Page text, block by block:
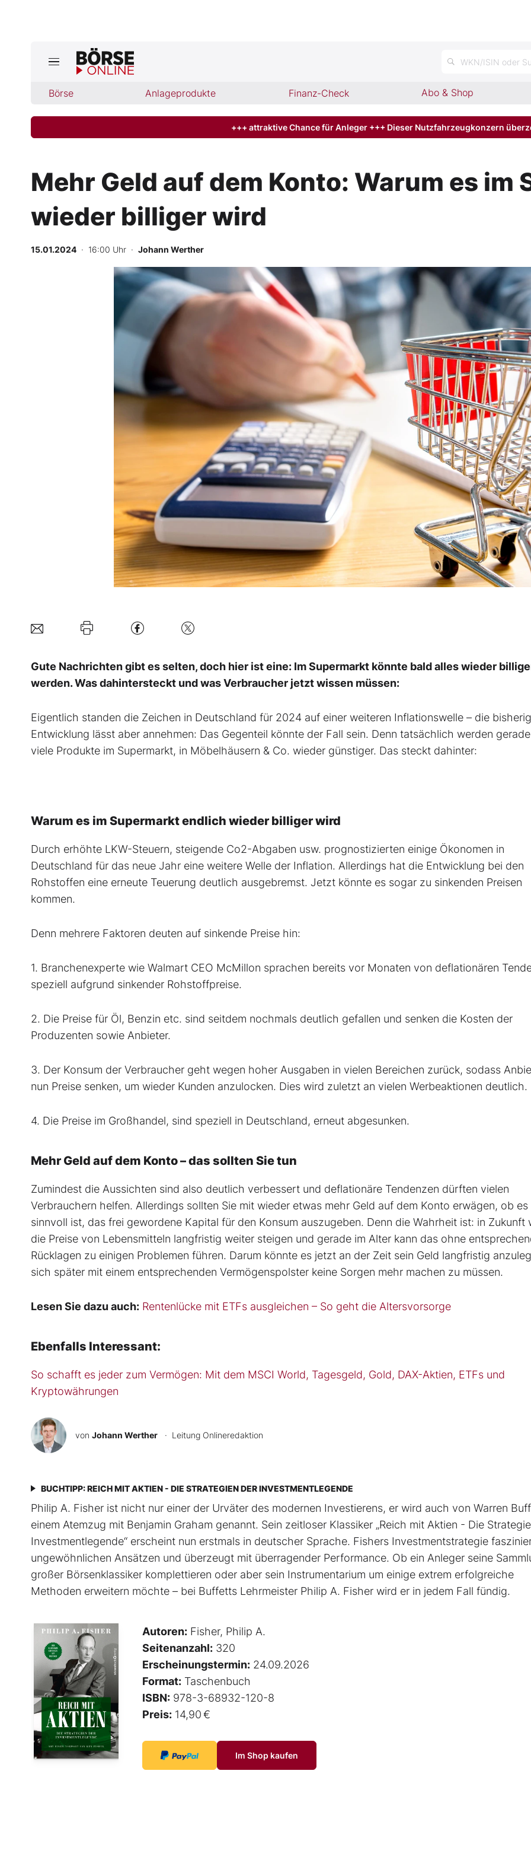
WKN/ISIN oder
Börse Anlageprodukte Finanz-Check Abo & Shop
Jetzt aktuelle Ausgabe BÖRSE ONLINE lesen
Finanz-Check
Abo & Shop
BO-Musterdepots
Experten
Mein B:O
Mein Konto
Folgen Sie uns
+++ attraktive Chance für Anleger +++ Dieser Nutzfahrzeugkonzern
Mehr Geld auf dem Konto: Warum es
wieder billiger wird
15.01.2024 · 16:00 Uhr · Johann Werther
Gute Nachrichten gibt es selten, doch hier ist eine: Im Supermarkt könnte bald alles wieder
werden. Was dahintersteckt und was Verbraucher jetzt wissen müssen:
Eigentlich standen die Zeichen in Deutschland für 2024 auf einer weiteren Inflationswelle – die
Entwicklung lässt aber annehmen: Das Gegenteil könnte der Fall sein. Denn tatsächlich werden
viele Produkte im Supermarkt, in Möbelhäusern & Co. wieder günstiger. Das steckt dahinter:
Warum es im Supermarkt endlich wieder billiger wird
Durch erhöhte LKW-Steuern, steigende Co2-Abgaben usw. prognostizierten einige Ökonomen in
Deutschland für das neue Jahr eine weitere Welle der Inflation. Allerdings hat die Entwicklung bei den
Rohstoffen eine erneute Teuerung deutlich ausgebremst. Jetzt könnte es sogar zu sinkenden Preisen
kommen.
Denn mehrere Faktoren deuten auf sinkende Preise hin:
1. Branchenexperte wie Walmart CEO McMillon sprachen bereits vor Monaten von deflationären
speziell aufgrund sinkender Rohstoffpreise.
2. Die Preise für Öl, Benzin etc. sind seitdem nochmals deutlich gefallen und senken die Kosten der
Produzenten sowie Anbieter.
3. Der Konsum der Verbraucher geht wegen hoher Ausgaben in vielen Bereichen zurück, sodass
nun Preise senken, um wieder Kunden anzulocken. Dies wird zuletzt an vielen Werbeaktionen deutlich.
4. Die Preise im Großhandel, sind speziell in Deutschland, erneut abgesunken.
Mehr Geld auf dem Konto – das sollten Sie tun
Zumindest die Aussichten sind also deutlich verbessert und deflationäre Tendenzen dürften vielen
Verbrauchern helfen. Allerdings sollten Sie mit wieder etwas mehr Geld auf dem Konto erwägen, ob es
sinnvoll ist, das frei gewordene Kapital für den Konsum auszugeben. Denn die Wahrheit ist: in Zukunft
die Preise von Lebensmitteln langfristig weiter steigen und gerade im Alter kann das ohne
Rücklagen zu einigen Problemen führen. Darum könnte es jetzt an der Zeit sein Geld langfristig
sich später mit einem entsprechenden Vermögenspolster keine Sorgen mehr machen zu müssen.
Lesen Sie dazu auch: Rentenlücke mit ETFs ausgleichen – So geht die Altersvorsorge
Ebenfalls Interessant:
So schafft es jeder zum Vermögen: Mit dem MSCI World, Tagesgeld, Gold, DAX-Aktien, ETFs und
Kryptowährungen
von Johann Werther · Leitung Onlineredaktion
BUCHTIPP: REICH MIT AKTIEN - DIE STRATEGIEN DER INVESTMENTLEGENDE
Philip A. Fisher ist nicht nur einer der Urväter des modernen Investierens, er wird auch von Warren
einem Atemzug mit Benjamin Graham genannt. Sein zeitloser Klassiker „Reich mit Aktien - Die
Investmentlegende“ erscheint nun erstmals in deutscher Sprache. Fishers Investmentstrategie
ungewöhnlichen Ansätzen und überzeugt mit überragender Performance. Ob ein Anleger seine
großer Börsenklassiker komplettieren oder aber sein Instrumentarium um einige extrem erfolgreiche
Methoden erweitern möchte – bei Buffetts Lehrmeister Philip A. Fisher wird er in jedem Fall fündig.
Autoren: Fisher, Philip A.
Seitenanzahl: 320
Erscheinungstermin: 24.09.2026
Format: Taschenbuch
ISBN: 978-3-68932-120-8
Preis: 14,90 €
Im Shop kaufen